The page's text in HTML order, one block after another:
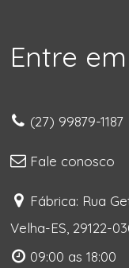
Entre
(27) 99879-1187
Fale conosco
Fábrica: Rua
Velha-ES, 29122-
09:00 as 18:00